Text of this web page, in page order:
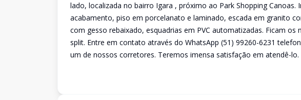
lado, localizada no bairro Igara , próximo ao Park Shopping
acabamento, piso em porcelanato e laminado, escada em granito
com gesso rebaixado, esquadrias em PVC automatizadas. Ficam os
split. Entre em contato através do WhatsApp (51) 99260-6231
um de nossos corretores. Teremos imensa satisfação em atendê-lo.